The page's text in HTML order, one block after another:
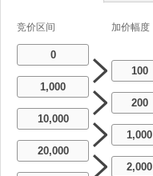
竞价区间 加价幅度
0
100
1,000
200
10,000
1,000
20,000
2,000